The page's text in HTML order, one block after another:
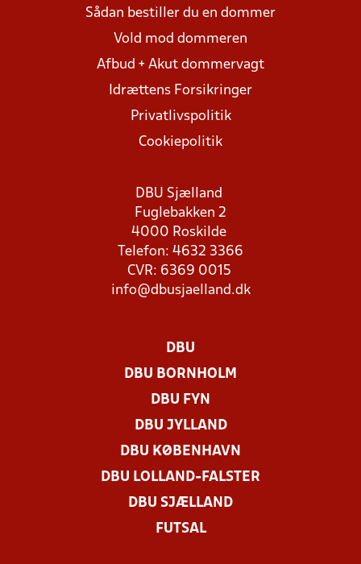
Sådan bestiller du en dommer
Vold mod dommeren
Afbud + Akut dommervagt
Idrættens Forsikringer
Privatlivspolitik
Cookiepolitik
DBU Sjælland
Fuglebakken 2
4000 Roskilde
Telefon: 4632 3366
CVR: 6369 0015
info@dbusjaelland.dk
DBU
DBU BORNHOLM
DBU FYN
DBU JYLLAND
DBU KØBENHAVN
DBU LOLLAND-FALSTER
DBU SJÆLLAND
FUTSAL